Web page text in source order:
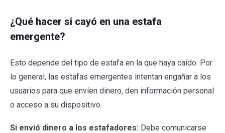
¿Qué hacer si cayó en una estafa
emergente?
Esto depende del tipo de estafa en la que haya caído. Por
lo general, las estafas emergentes intentan engañar a los
usuarios para que envíen dinero, den información personal
o acceso a su dispositivo.
Si envió dinero a los estafadores: Debe comunicarse